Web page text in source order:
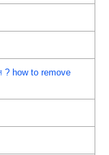
? how to remove